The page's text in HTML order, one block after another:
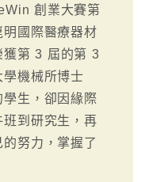
創業大賽第
國際醫療器材
獲第 3 屆的第 3
機械所博士
生，卻因緣際
到研究生，再
努力，掌握了